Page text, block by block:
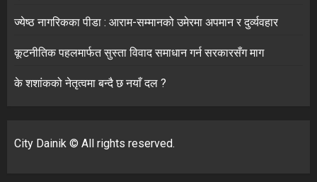
ज्येष्ठ नागरिकका पीडा : आराम-सम्मानको उमेरमा अपमान र दुर्व्यवहार
कूटनीतिक पहलमार्फत सुस्ता विवाद समाधान गर्न सरकारसँग माग
के शशांकको नेतृत्वमा बन्दै छ नयाँ दल ?
City Dainik © All rights reserved.